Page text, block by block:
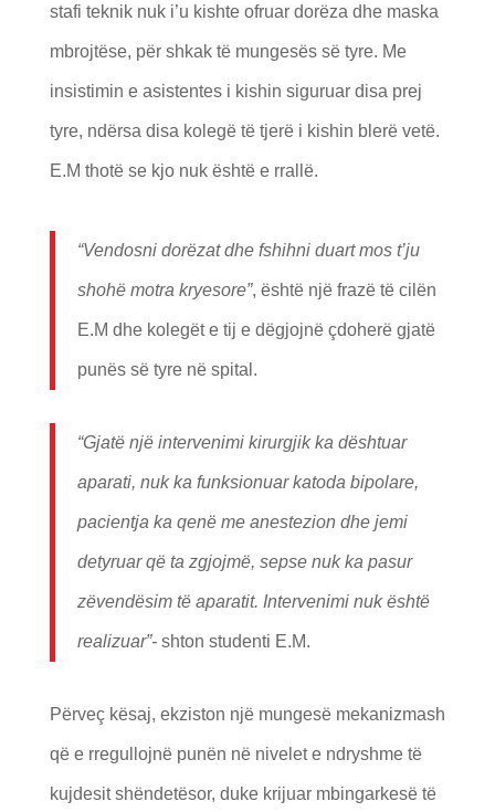
stafi teknik nuk i’u kishte ofruar dorëza dhe maska
mbrojtëse, për shkak të mungesës së tyre. Me
insistimin e asistentes i kishin siguruar disa prej
tyre, ndërsa disa kolegë të tjerë i kishin blerë vetë.
E.M thotë se kjo nuk është e rrallë.
“Vendosni dorëzat dhe fshihni duart mos t’ju
shohë motra kryesore”, është një frazë të cilën
E.M dhe kolegët e tij e dëgjojnë çdoherë gjatë
punës së tyre në spital.
“Gjatë një intervenimi kirurgjik ka dështuar
aparati, nuk ka funksionuar katoda bipolare,
pacientja ka qenë me anestezion dhe jemi
detyruar që ta zgjojmë, sepse nuk ka pasur
zëvendësim të aparatit. Intervenimi nuk është
realizuar”- shton studenti E.M.
Përveç kësaj, ekziston një mungesë mekanizmash
që e rregullojnë punën në nivelet e ndryshme të
kujdesit shëndetësor, duke krijuar mbingarkesë të